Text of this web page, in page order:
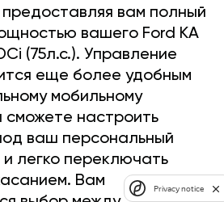
предоставляя вам полный
вашего Ford KA
(75л.с.). Управление
еще более удобным
мобильному
настроить
ваш персональный
легко переключать
Вам
Privacy notice